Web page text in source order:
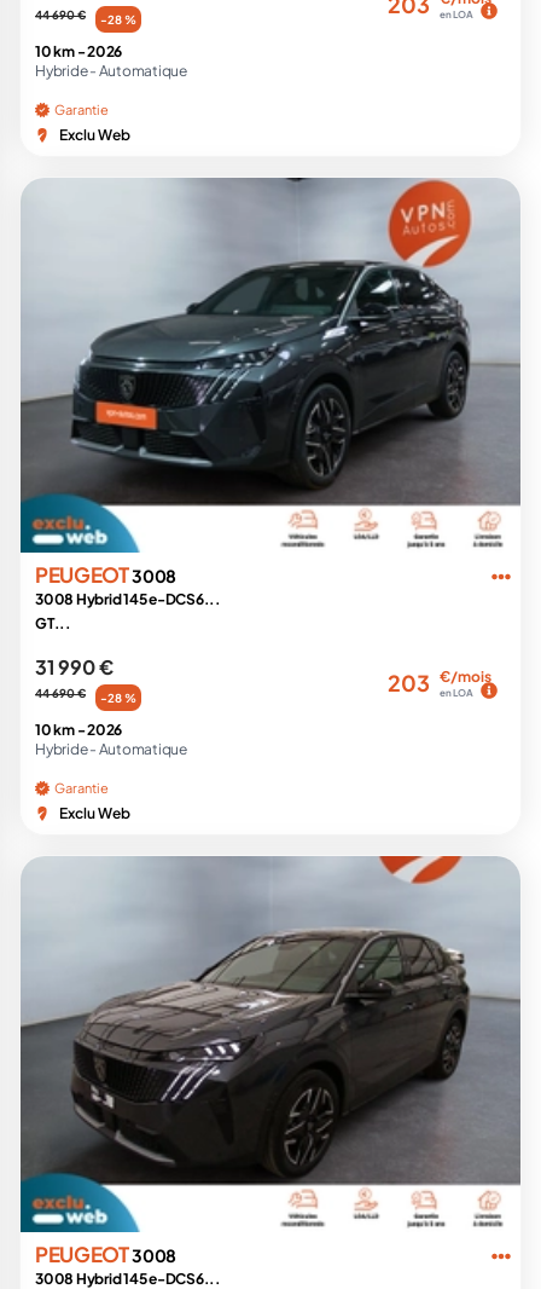
44 690 € -28 % en LOA
10 km -2026
Hybride - Automatique
Garantie
Exclu Web
PEUGEOT3008
3008 Hybrid 145 e-DCS6...
GT...
31 990 €
44 690 € -28 %
203 €/mois
en LOA
10 km -2026
Hybride - Automatique
Garantie
Exclu Web
PEUGEOT3008
3008 Hybrid 145 e-DCS6...